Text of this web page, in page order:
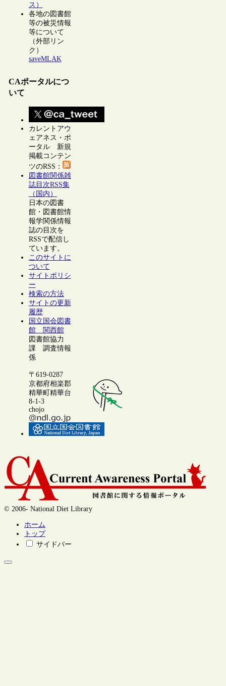
ス）
各地の図書館
等の被災情報
等について
（外部リン
ク）
saveMLAK
CAポータルにつ
いて
カレントアウ
ェアネス・ポ
ータル 新規
掲載コンテン
ツのRSS：
図書館関係雑
誌目次RSS集
（国内）
日本の図書
館・図書館情
報学関係情報
誌の目次を
RSSで配信し
ています。
このサイトに
ついて
サイトポリシ
ー
検索の方法
サイトの更新
履歴
国立国会図書
館 関西館
図書館協力
課 調査情報
係
〒619-0287
京都府相楽郡
精華町精華台
8-1-3
chojo
© 2006- National Diet Library
ホーム
トップ
サイドバー